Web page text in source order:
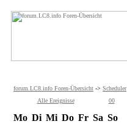
forum.LC8.info Foren-Übersicht -> Scheduler
Alle Ereignisse
00
Mo Di Mi Do Fr Sa So